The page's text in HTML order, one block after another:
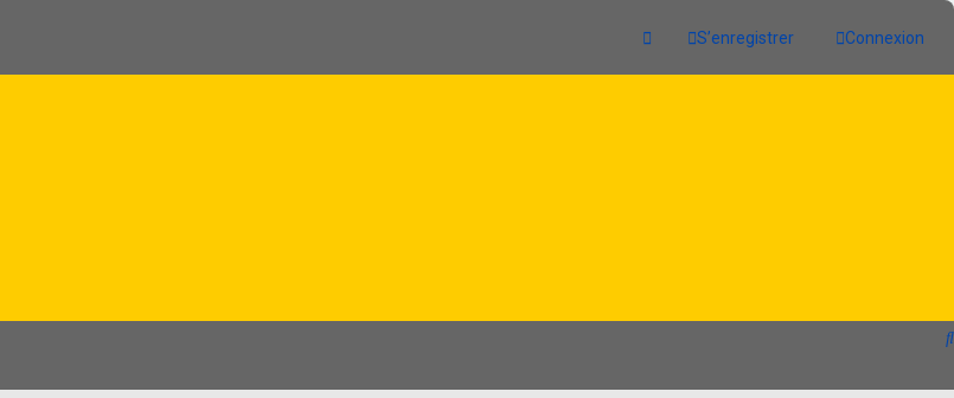
Connexion
S’enregistrer